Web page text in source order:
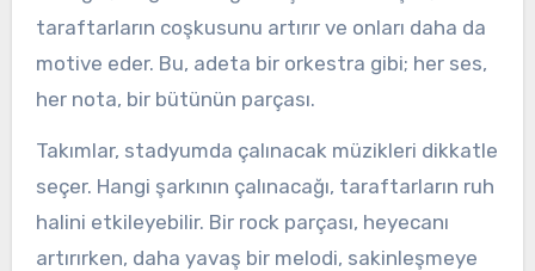
taraftarların coşkusunu artırır ve onları daha da
motive eder. Bu, adeta bir orkestra gibi; her ses,
her nota, bir bütünün parçası.
Takımlar, stadyumda çalınacak müzikleri dikkatle
seçer. Hangi şarkının çalınacağı, taraftarların ruh
halini etkileyebilir. Bir rock parçası, heyecanı
artırırken, daha yavaş bir melodi, sakinleşmeye